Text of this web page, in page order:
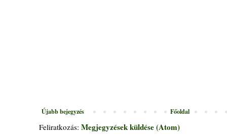
Újabb bejegyzés Főoldal
Feliratkozás: Megjegyzések küldése (Atom)